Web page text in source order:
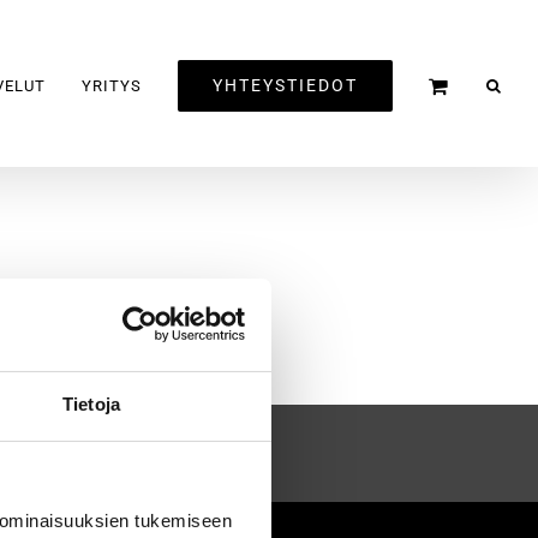
Tietoja
tukemiseen
YRITYS YHTEYSTIEDOT